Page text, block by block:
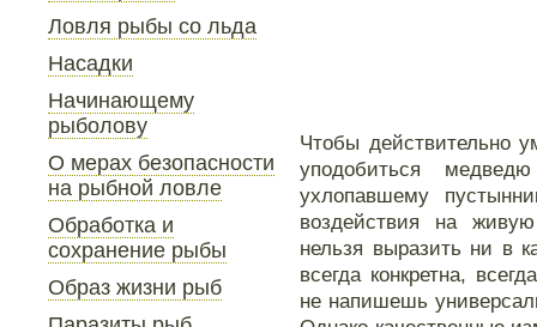
Ловля рыбы со льда
Насадки
Начинающему
рыболову
О мерах безопасности
на рыбной ловле
Обработка и
сохранение рыбы
Образ жизни рыб
Чтобы действительно
уподобиться
ухлопавшему
воздействия на
нельзя выразить ни в
всегда конкретна,
не напишешь